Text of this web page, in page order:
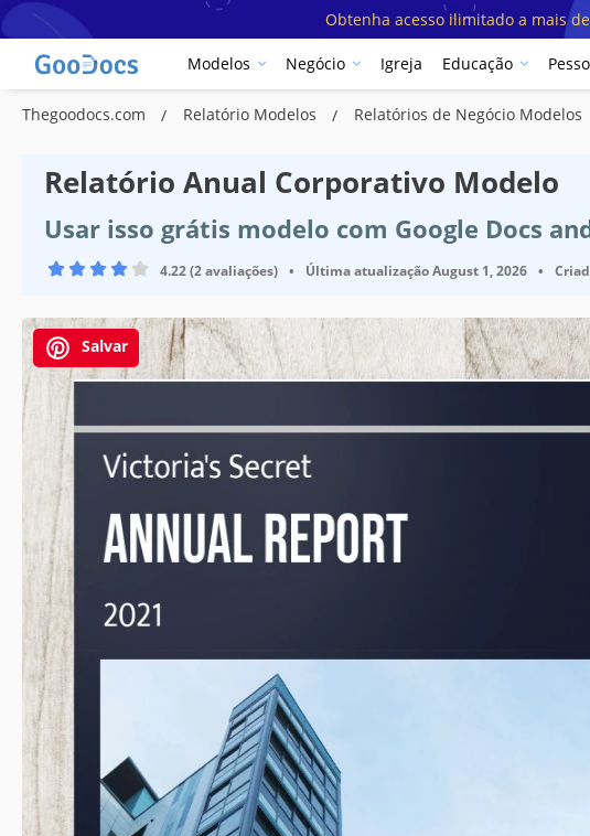
Obtenha acesso ilimitado a mais
Modelos Negócio Igreja Educação
Thegoodocs.com Relatório Modelos Relatórios de Negócio Modelos
Relatório Anual Corporativo Modelo
Usar isso grátis modelo com Google Docs
4.22 (2 avaliações) • Última atualizaçãoAugust 1, 2026 •
Salvar